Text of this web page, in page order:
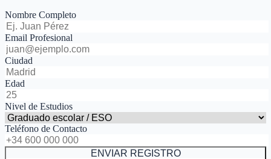
Nombre Completo
Email Profesional
Ciudad
Edad
Nivel de Estudios
Teléfono de Contacto
ENVIAR REGISTRO